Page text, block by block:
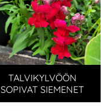
TALVIKYLVÖÖN
SOPIVAT SIEMENET